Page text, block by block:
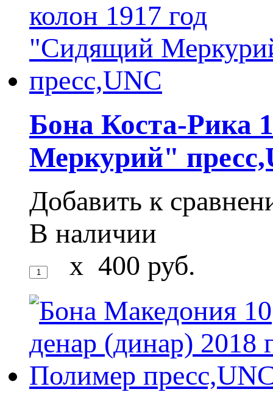
Бона Коста-Рика
Меркурий"
Добавить к
В наличии
x 400 руб.